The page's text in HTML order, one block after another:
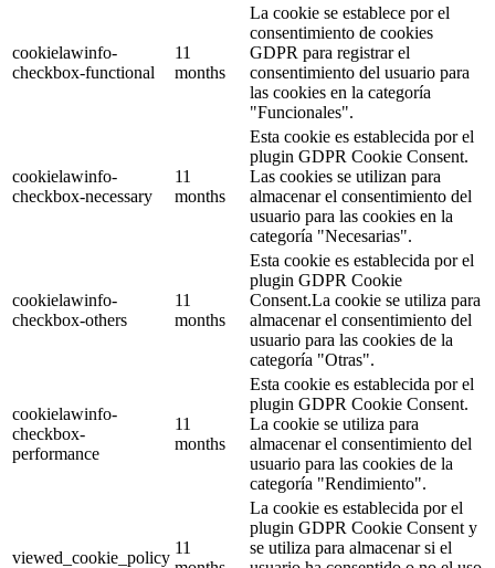
cookielawinfo-
checkbox-functional
11
months
La cookie se establece por el
consentimiento de cookies
GDPR para registrar el
consentimiento del usuario para
las cookies en la categoría
"Funcionales".
cookielawinfo-
checkbox-necessary
11
months
Esta cookie es establecida por el
plugin GDPR Cookie Consent.
Las cookies se utilizan para
almacenar el consentimiento del
usuario para las cookies en la
categoría "Necesarias".
cookielawinfo-
checkbox-others
11
months
Esta cookie es establecida por el
plugin GDPR Cookie
Consent.La cookie se utiliza para
almacenar el consentimiento del
usuario para las cookies de la
categoría "Otras".
cookielawinfo-
checkbox-
performance
11
months
Esta cookie es establecida por el
plugin GDPR Cookie Consent.
La cookie se utiliza para
almacenar el consentimiento del
usuario para las cookies de la
categoría "Rendimiento".
viewed_cookie_policy
11
La cookie es establecida por el
plugin GDPR Cookie Consent y
se utiliza para almacenar si el